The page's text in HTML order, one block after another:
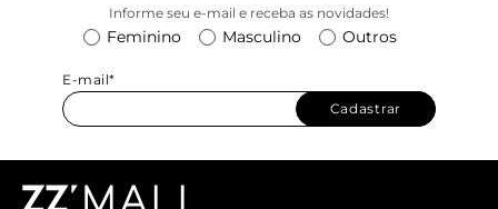
Informe seu e-mail e receba as novidades!
Feminino Masculino Outros
E-mail*
Cadastrar